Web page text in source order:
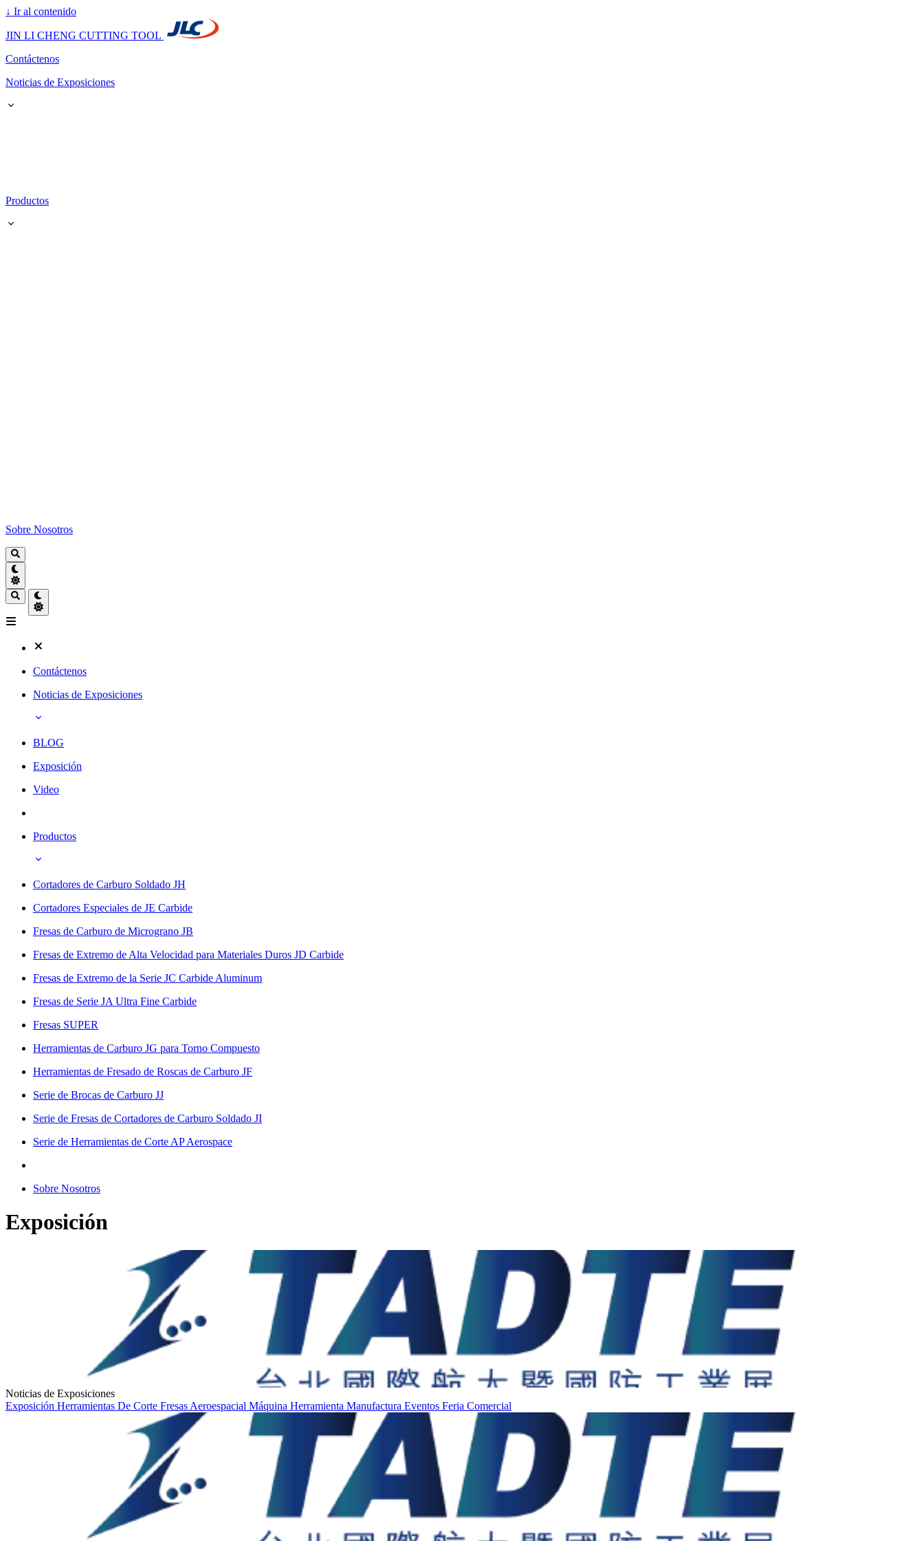
↓ Ir al contenido
JIN LI CHENG CUTTING TOOL
Contáctenos
Noticias de Exposiciones
Productos
Sobre Nosotros
Contáctenos
Noticias de Exposiciones
BLOG
Exposición
Video
Productos
Cortadores de Carburo Soldado JH
Cortadores Especiales de JE Carbide
Fresas de Carburo de Micrograno JB
Fresas de Extremo de Alta Velocidad para Materiales Duros JD Carbide
Fresas de Extremo de la Serie JC Carbide Aluminum
Fresas de Serie JA Ultra Fine Carbide
Fresas SUPER
Herramientas de Carburo JG para Torno Compuesto
Herramientas de Fresado de Roscas de Carburo JF
Serie de Brocas de Carburo JJ
Serie de Fresas de Cortadores de Carburo Soldado JI
Serie de Herramientas de Corte AP Aerospace
Sobre Nosotros
Exposición
Noticias de Exposiciones
Exposición Herramientas De Corte Fresas Aeroespacial Máquina Herramienta Manufactura Eventos Feria Comercial